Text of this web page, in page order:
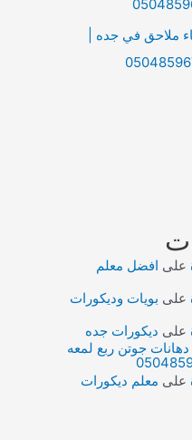
ملاحق في جده |
على افضل معلم
على بويات وديكورات
على ديكورات جده
جوتن ربع لمعه
على معلم ديكورات